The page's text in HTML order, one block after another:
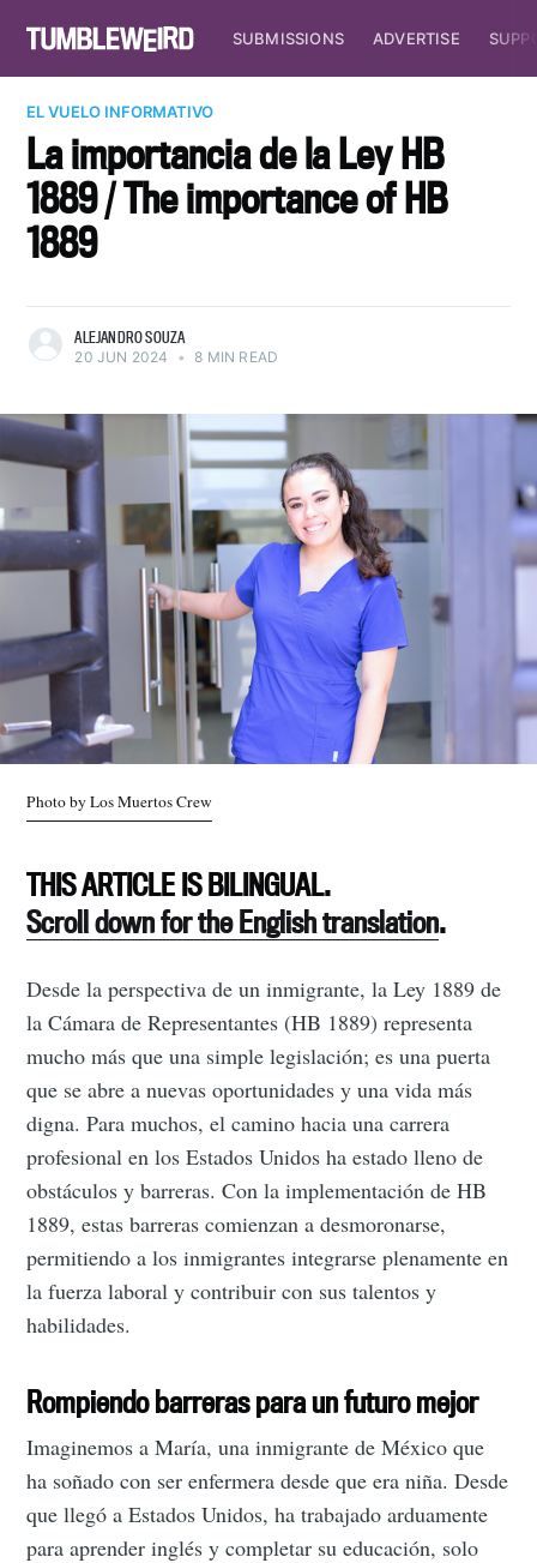
SUBMISSIONS ADVERTISE
EL VUELO INFORMATIVO
La importancia de la Ley HB
1889 / The importance of HB
1889
ALEJANDRO SOUZA
20 JUN 2024 • 8 MIN READ
Photo by Los Muertos Crew
THIS ARTICLE IS BILINGUAL.
Scroll down for the English translation.
Desde la perspectiva de un inmigrante, la Ley 1889 de
la Cámara de Representantes (HB 1889) representa
mucho más que una simple legislación; es una puerta
que se abre a nuevas oportunidades y una vida más
digna. Para muchos, el camino hacia una carrera
profesional en los Estados Unidos ha estado lleno de
obstáculos y barreras. Con la implementación de HB
1889, estas barreras comienzan a desmoronarse,
permitiendo a los inmigrantes integrarse plenamente en
la fuerza laboral y contribuir con sus talentos y
habilidades.
Rompiendo barreras para un futuro mejor
Imaginemos a María, una inmigrante de México que
ha soñado con ser enfermera desde que era niña. Desde
que llegó a Estados Unidos, ha trabajado arduamente
para aprender inglés y completar su educación, solo